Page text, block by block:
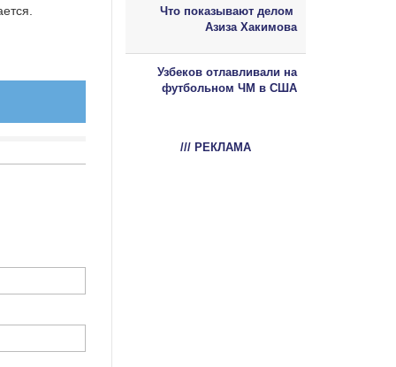
Что показывают делом
Азиза Хакимова
Узбеков отлавливали на
футбольном ЧМ в США
/// РЕКЛАМА